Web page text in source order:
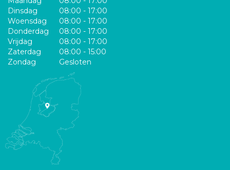
Dinsdag
08:00 - 17:00
Woensdag
08:00 - 17:00
Donderdag
08:00 - 17:00
Vrijdag
08:00 - 17:00
Zaterdag
08:00 - 15:00
Zondag
Gesloten